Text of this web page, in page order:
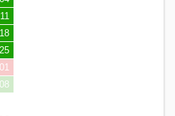
11
18
25
01
08